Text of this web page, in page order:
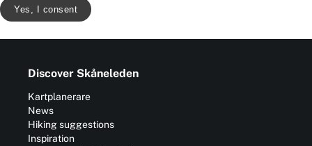
Yes, I consent
Discover Skåneleden
Kartplanerare
News
Hiking suggestions
Inspiration